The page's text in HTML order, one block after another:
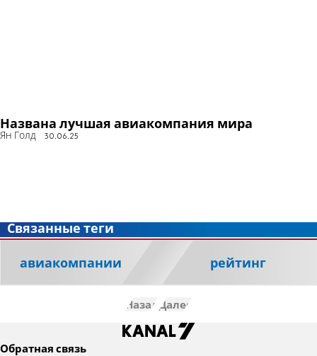
Названа лучшая авиакомпания мира
Ян Голд 30.06.25
Связанные теги
авиакомпании рейтинг
Назад Далее
Обратная связь